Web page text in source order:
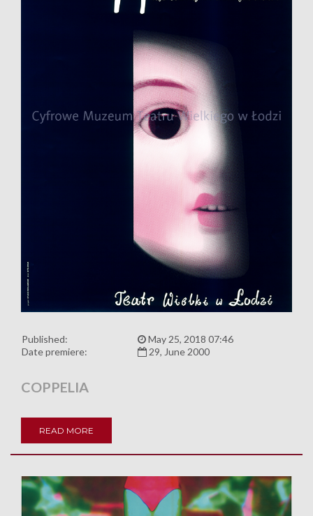
Published:
May 25, 2018 07:46
Date premiere:
29, June 2000
COPPELIA
READ MORE